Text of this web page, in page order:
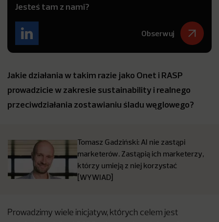
Jesteś tam z nami?
Obserwuj
Jakie działania w takim razie jako Onet i RASP
prowadzicie w zakresie sustainability i realnego
przeciwdziałania zostawianiu śladu węglowego?
Tomasz Gadziński: AI nie zastąpi
marketerów. Zastąpią ich marketerzy,
którzy umieją z niej korzystać
[WYWIAD]
Prowadzimy wiele inicjatyw, których celem jest